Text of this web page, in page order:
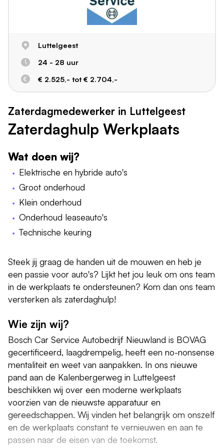
Luttelgeest
24 - 28 uur
€ 2.525,- tot € 2.704,-
Zaterdagmedewerker in Luttelgeest
Zaterdaghulp Werkplaats
Wat doen wij?
Elektrische en hybride auto's
Groot onderhoud
Klein onderhoud
Onderhoud leaseauto's
Technische keuring
Steek jij graag de handen uit de mouwen en heb je
een passie voor auto's? Lijkt het jou leuk om ons team
in de werkplaats te ondersteunen? Kom dan ons team
versterken als zaterdaghulp!
Wie zijn wij?
Bosch Car Service Autobedrijf Nieuwland is BOVAG
gecertificeerd, laagdrempelig, heeft een no-nonsense
mentaliteit en weet van aanpakken. In ons nieuwe
pand aan de Kalenbergerweg in Luttelgeest
beschikken wij over een moderne werkplaats
voorzien van de nieuwste apparatuur en
gereedschappen. Wij vinden het belangrijk om onszelf
en de werkplaats constant te vernieuwen en aan te
passen naar de eisen van de toekomst.